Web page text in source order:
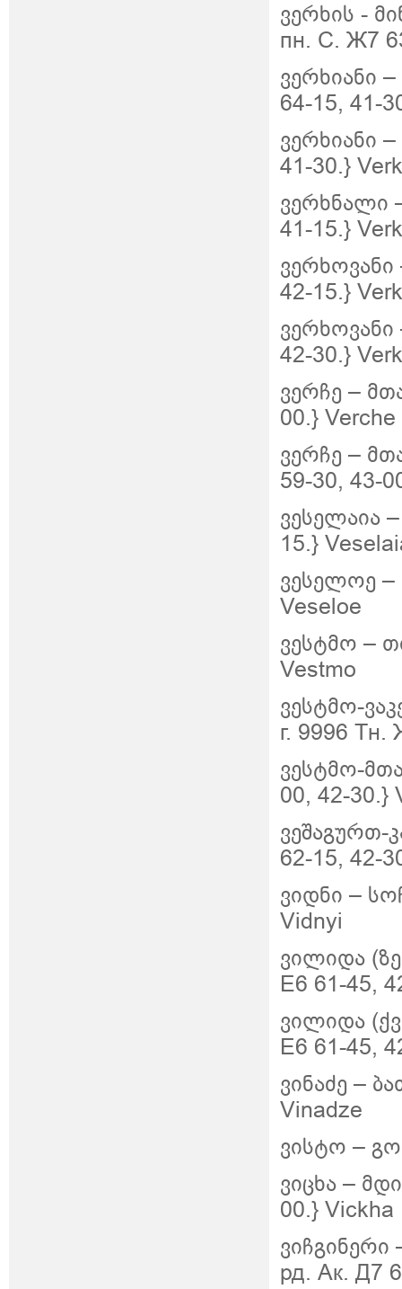
ვერხის -
пн. С. Ж7
ვერხიანი –
64-15, 41-
ვერხიანი –
41-30.}
ვერხნალი
41-15.}
ვერხოვანი
42-15.}
ვერხოვანი
42-30.}
ვერჩე –
00.} Verche
ვერჩე –
59-30, 43-
ვესელაია
15.}
ვესელოე –
Veseloe
ვესტმო –
Vestmo
ვესტმო-
г. 9996
ვესტმო-
00, 42-30.}
ვეშაგურთ-
62-15, 42-
ვიდნი –
Vidnyi
ვილიდა
Е6 61-45,
ვილიდა
Е6 61-45,
ვინაძე –
Vinadze
ვისტო –
ვიცხა –
00.} Vickha
ვიჩგინერი
рд. Ак. Д7